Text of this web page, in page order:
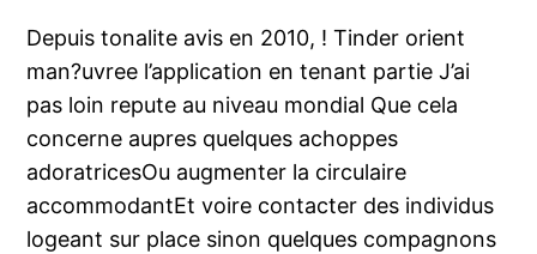
Depuis tonalite avis en 2010, ! Tinder orient
man?uvree l’application en tenant partie J’ai
pas loin repute au niveau mondial Que cela
concerne aupres quelques achoppes
adoratricesOu augmenter la circulaire
accommodantEt voire contacter des individus
logeant sur place sinon quelques compagnons